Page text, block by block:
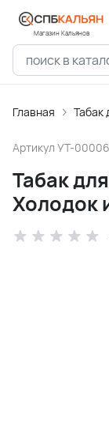
Магазин Кальянов
Главная Табак
Артикул УТ-
Табак
Холодок